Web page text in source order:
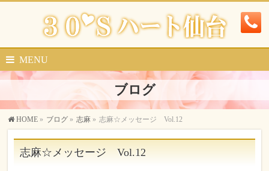
MENU
ブログ
HOME » ブログ » 志麻 » 志麻☆メッセージ Vol.12
志麻☆メッセージ Vol.12